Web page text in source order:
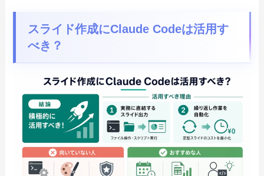
スライド作成にClaude Codeは活用す
べき？